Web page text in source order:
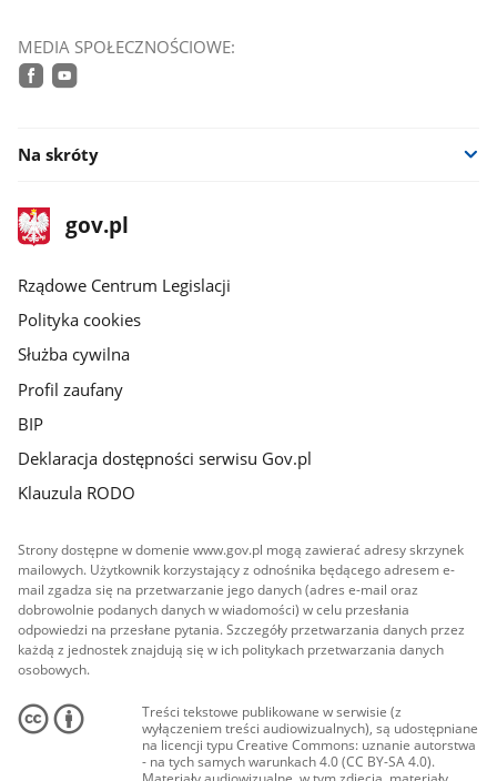
MEDIA SPOŁECZNOŚCIOWE:
Na skróty
stopka
gov.plStrona
gov.pl
Rządowe Centrum Legislacji
Polityka cookies
Służba cywilna
Profil zaufany
BIP
Deklaracja dostępności serwisu Gov.pl
Klauzula RODO
Strony dostępne w domenie www.gov.pl mogą zawierać adresy skrzynek
mailowych. Użytkownik korzystający z odnośnika będącego adresem e-
mail zgadza się na przetwarzanie jego danych (adres e-mail oraz
dobrowolnie podanych danych w wiadomości) w celu przesłania
odpowiedzi na przesłane pytania. Szczegóły przetwarzania danych przez
każdą z jednostek znajdują się w ich politykach przetwarzania danych
osobowych.
Treści tekstowe publikowane w serwisie (z
wyłączeniem treści audiowizualnych), są udostępniane
na licencji typu Creative Commons: uznanie autorstwa
- na tych samych warunkach 4.0 (CC BY-SA 4.0).